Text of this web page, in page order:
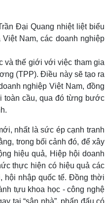
Đại Quang nhiệt liệt biểu
Nam, các doanh nghiệp
và thế giới với việc tham gia
(TPP). Điều này sẽ tạo ra
nghiệp Việt Nam, đồng
toàn cầu, qua đó từng bước
nhất là sức ép cạnh tranh
trong bối cảnh đó, để xây
hiệu quả, Hiệp hội doanh
thực hiện có hiệu quả các
hội nhập quốc tế. Đồng thời
tựu khoa học - công nghệ
tại “sân nhà”, phấn đấu có